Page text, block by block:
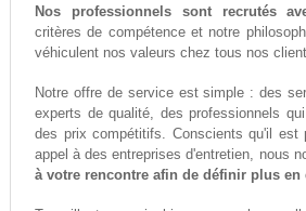
Nos professionnels sont recrutés
critères de compétence et notre
véhiculent nos valeurs chez tous nos
Notre offre de service est simple : des
experts de qualité, des professionnels
des prix compétitifs. Conscients qu'il est
appel à des entreprises d'entretien, nous
à votre rencontre afin de définir plus en